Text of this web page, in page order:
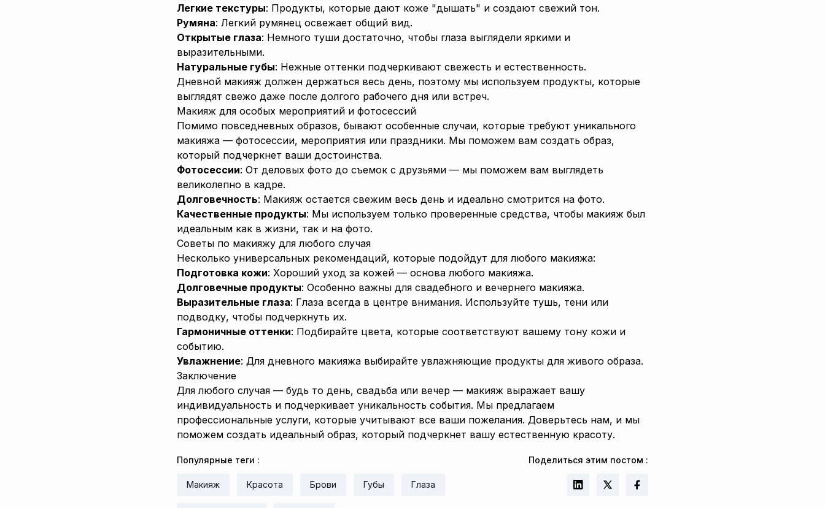
Легкие текстуры: Продукты, которые дают коже "дышать" и создают свежий тон.
Румяна: Легкий румянец освежает общий вид.
Открытые глаза: Немного туши достаточно, чтобы глаза выглядели яркими и
выразительными.
Натуральные губы: Нежные оттенки подчеркивают свежесть и естественность.
Дневной макияж должен держаться весь день, поэтому мы используем продукты, которые
выглядят свежо даже после долгого рабочего дня или встреч.
Макияж для особых мероприятий и фотосессий
Помимо повседневных образов, бывают особенные случаи, которые требуют уникального
макияжа — фотосессии, мероприятия или праздники. Мы поможем вам создать образ,
который подчеркнет ваши достоинства.
Фотосессии: От деловых фото до съемок с друзьями — мы поможем вам выглядеть
великолепно в кадре.
Долговечность: Макияж остается свежим весь день и идеально смотрится на фото.
Качественные продукты: Мы используем только проверенные средства, чтобы макияж был
идеальным как в жизни, так и на фото.
Советы по макияжу для любого случая
Несколько универсальных рекомендаций, которые подойдут для любого макияжа:
Подготовка кожи: Хороший уход за кожей — основа любого макияжа.
Долговечные продукты: Особенно важны для свадебного и вечернего макияжа.
Выразительные глаза: Глаза всегда в центре внимания. Используйте тушь, тени или
подводку, чтобы подчеркнуть их.
Гармоничные оттенки: Подбирайте цвета, которые соответствуют вашему тону кожи и
событию.
Увлажнение: Для дневного макияжа выбирайте увлажняющие продукты для живого образа.
Заключение
Для любого случая — будь то день, свадьба или вечер — макияж выражает вашу
индивидуальность и подчеркивает уникальность события. Мы предлагаем
профессиональные услуги, которые учитывают все ваши пожелания. Доверьтесь нам, и мы
поможем создать идеальный образ, который подчеркнет вашу естественную красоту.
Популярные теги :
Макияж Красота Брови Губы Глаза
Поделиться этим постом :